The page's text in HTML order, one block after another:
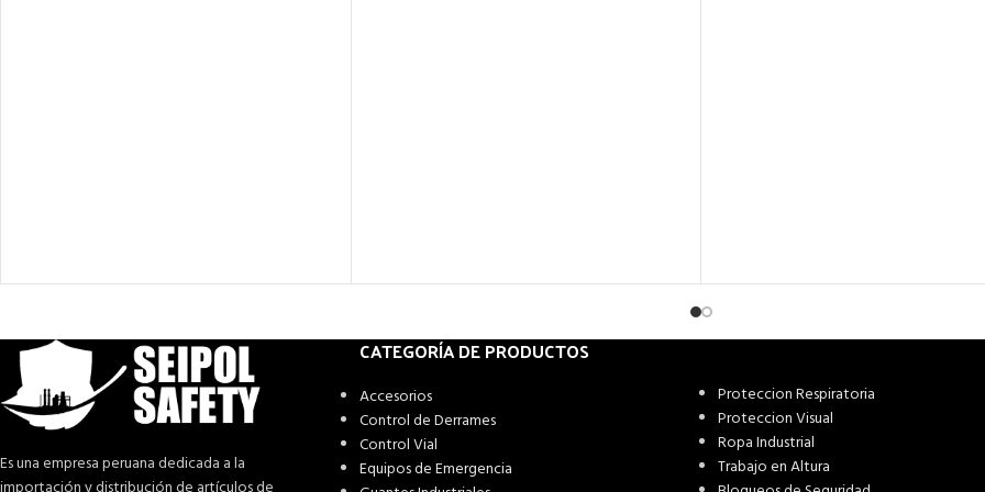
Es una empresa peruana dedicada a la
CATEGORÍA DE PRODUCTOS
Accesorios
Control de Derrames
Control Vial
Equipos de Emergencia
Proteccion Respiratoria
Proteccion Visual
Ropa Industrial
Trabajo en Altura